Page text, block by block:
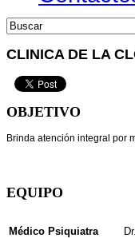
CLINICA DE LA
OBJETIVO
Brinda atención integral por
EQUIPO
Médico Psiquiatra